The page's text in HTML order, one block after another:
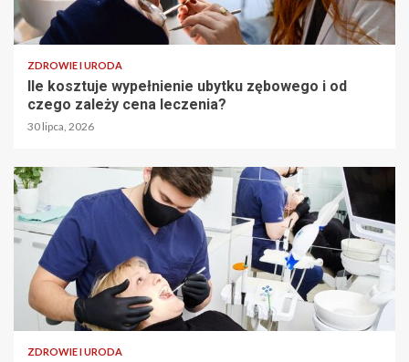
ZDROWIE I URODA
Ile kosztuje wypełnienie ubytku zębowego i od
czego zależy cena leczenia?
30 lipca, 2026
ZDROWIE I URODA